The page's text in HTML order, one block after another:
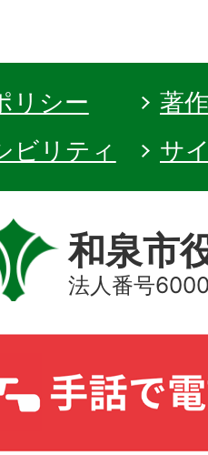
リシー
著
ビリティ
サ
和泉市
法人番号